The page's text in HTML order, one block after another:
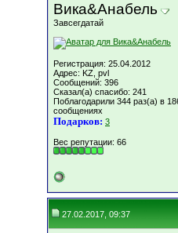
Вика&Анабель
Завсегдатай
Регистрация: 25.04.2012
Адрес: KZ, pvl
Сообщений: 396
Сказал(а) спасибо: 241
Поблагодарили 344 раз(а) в
сообщениях
Подарков: 3
Вес репутации: 66
27.02.2017, 09:37